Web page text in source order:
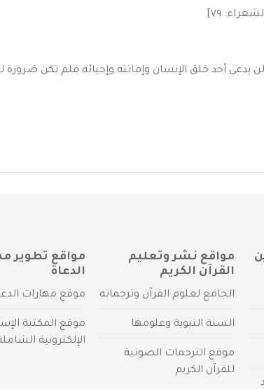
أحد خلق الإنسان وإماتته وإحيائه فلم تكن ضرورة
مواقع نشر وتعليم
القرآن الكريم
الجامع لعلوم القرآن وترجماته
السنة النبوية وعلومها
موقع الترجمات الصوتية
للقرآن الكريم
مواقع تطوير
الدعاة
موقع مهارات
موقع المكتبة
الإلكترونية